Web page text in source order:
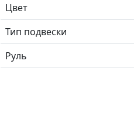
Цвет
Тип подвески
Руль